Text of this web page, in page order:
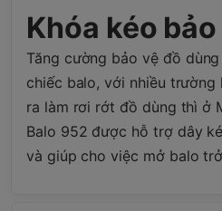
Khóa kéo
Tăng cường bảo vệ đồ
chiếc balo, với nhiều
ra làm rơi rớt đồ dùng thì ở
Balo 952 được hỗ trợ dây
và giúp cho việc mở balo